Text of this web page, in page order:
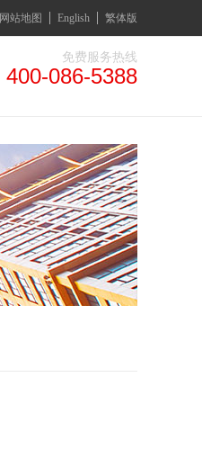
网站地图 English 繁体版
免费服务热线
400-086-5388